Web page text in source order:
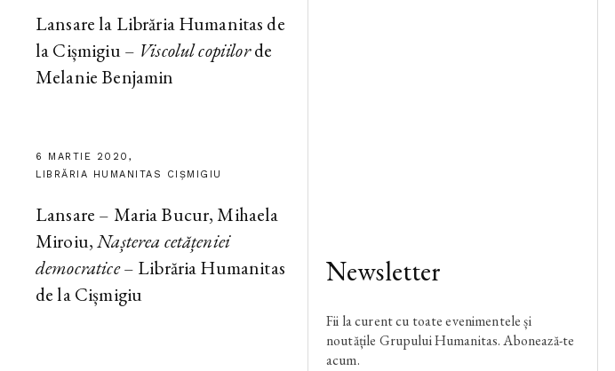
Lansare la Librăria Humanitas de
la Cișmigiu – Viscolul copiilorde
Melanie Benjamin
6 MARTIE 2020,
LIBRĂRIA HUMANITAS CIȘMIGIU
Lansare – Maria Bucur, Mihaela
Miroiu,Nașterea cetățeniei
democratice– Librăria Humanitas
de la Cișmigiu
Newsletter
Fii la curent cu toate evenimentele și
noutățile Grupului Humanitas. Abonează-te
acum.